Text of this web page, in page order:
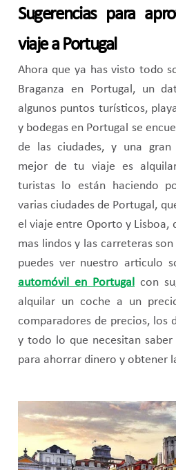
Sugerencias para
viaje a Portugal
Ahora que ya has visto todo
Braganza en Portugal, un
algunos puntos turísticos,
y bodegas en Portugal se
de las ciudades, y una
mejor de tu viaje es
turistas lo están haciendo
varias ciudades de Portugal,
el viaje entre Oporto y Lisboa,
mas lindos y las carreteras
puedes ver nuestro articulo
automóvil en Portugalcon
alquilar un coche a un
comparadores de precios, los
y todo lo que necesitan
para ahorrar dinero y obtener